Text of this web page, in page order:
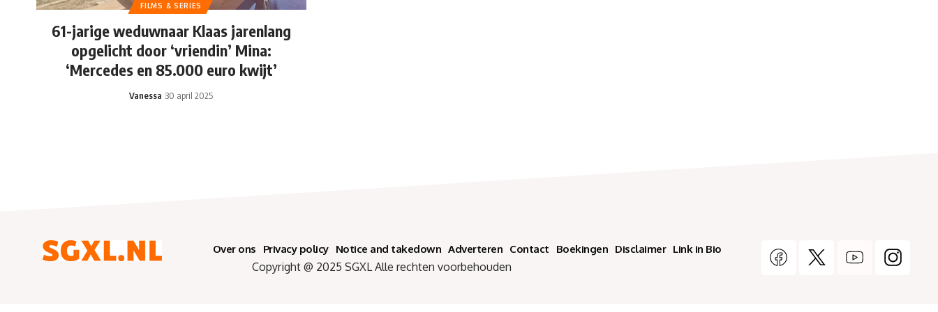
FILMS & SERIES
61-jarige weduwnaar Klaas jarenlang
opgelicht door ‘vriendin’ Mina:
‘Mercedes en 85.000 euro kwijt’
Vanessa 30 april 2025
Over ons Privacy policy Notice and takedown Adverteren Contact Boekingen Disclaimer Link in Bio
Copyright @ 2025 SGXL Alle rechten voorbehouden